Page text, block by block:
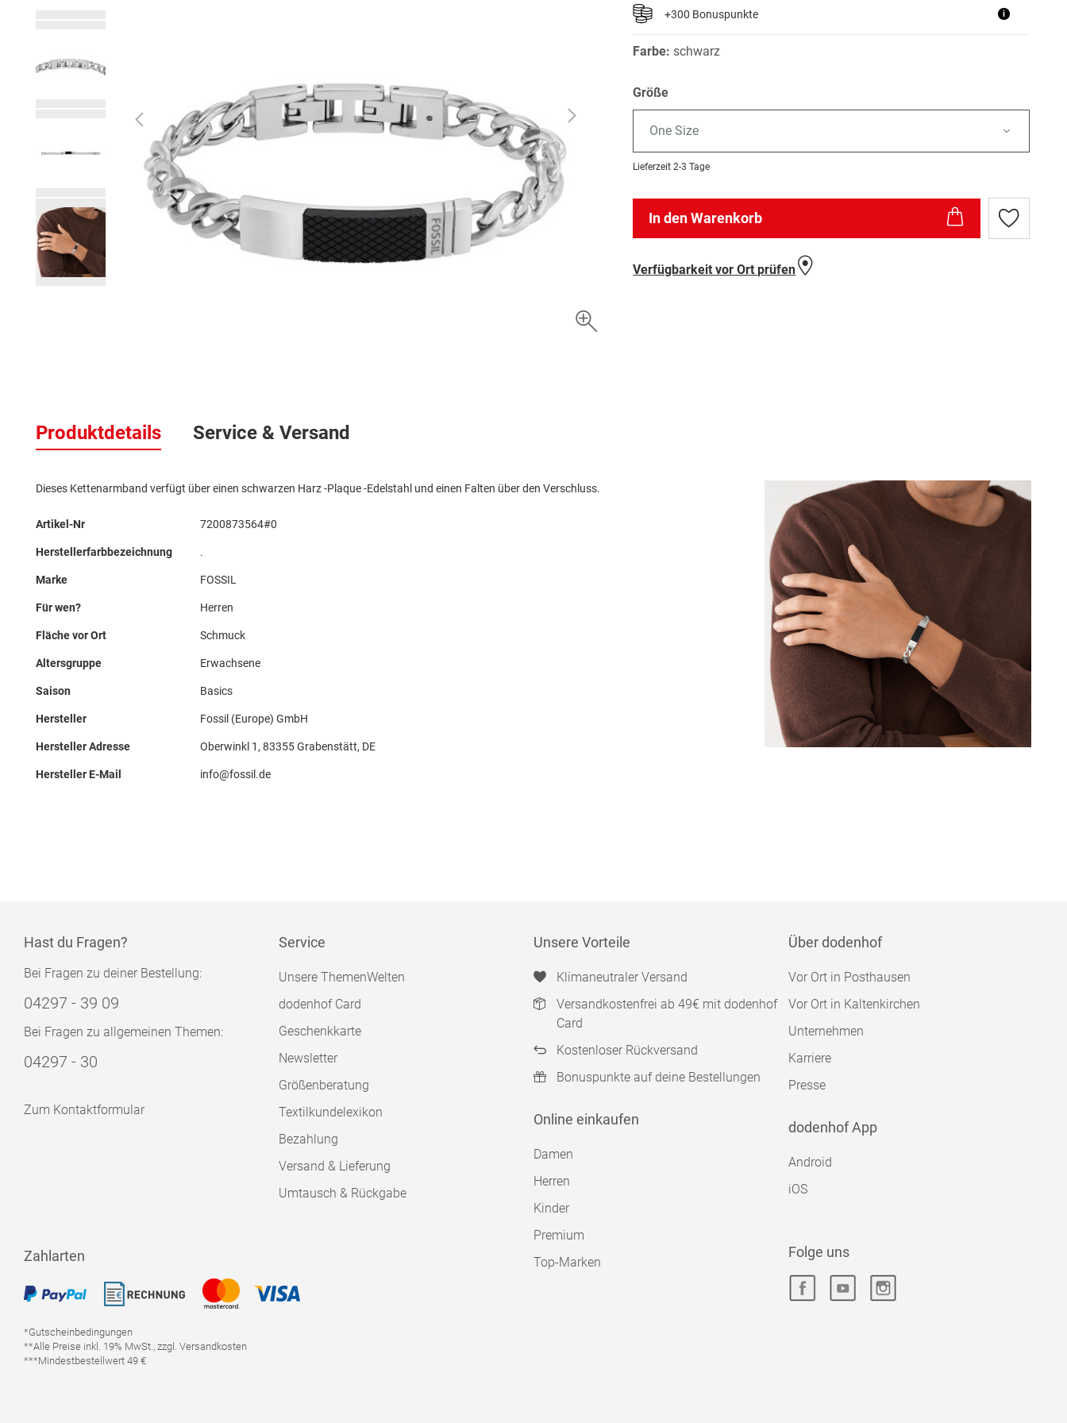
der
Bildergalerie
+300 Bonuspunkte i
Farbe:schwarz
Größe
One Size
Lieferzeit 2-3 Tage
In den Warenkorb
Zur
Wunschliste
Verfügbarkeit vor Ort prüfen
Produktdetails
Dieses Kettenarmband verfügt über einen schwarzen Harz -Plaque -Edelstahl und einen Falten über den Verschluss.
Mehr
Artikel-Nr 7200873564#0
Herstellerfarbbezeichnung .
Marke FOSSIL
Für wen? Herren
Fläche vor Ort Schmuck
Altersgruppe Erwachsene
Saison Basics
Hersteller Fossil (Europe) GmbH
Hersteller Adresse Oberwinkl 1, 83355 Grabenstätt, DE
Hersteller E-Mail info@fossil.de
Service & Versand
Hast du Fragen?
Bei Fragen zu deiner Bestellung:
04297 - 39 09
Bei Fragen zu allgemeinen Themen:
04297 - 30
Zum Kontaktformular
Service
Unsere ThemenWelten
dodenhof Card
Geschenkkarte
Newsletter
Größenberatung
Textilkundelexikon
Bezahlung
Versand & Lieferung
Umtausch & Rückgabe
Unsere Vorteile
Klimaneutraler Versand
Versandkostenfrei ab 49€ mit dodenhof
Card
Kostenloser Rückversand
Bonuspunkte auf deine Bestellungen
Online einkaufen
Damen
Herren
Kinder
Premium
Top-Marken
Über dodenhof
Vor Ort in Posthausen
Vor Ort in Kaltenkirchen
Unternehmen
Karriere
Presse
dodenhof App
Android
iOS
Zahlarten
*Gutscheinbedingungen
**Alle Preise inkl. 19% MwSt., zzgl. Versandkosten
***Mindestbestellwert 49 €
Folge uns